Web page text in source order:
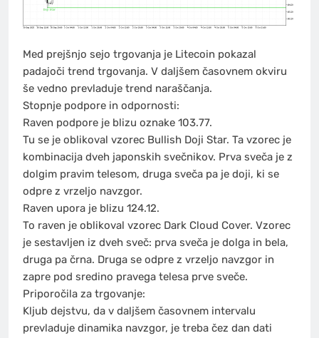
Med prejšnjo sejo trgovanja je Litecoin pokazal
padajoči trend trgovanja. V daljšem časovnem okviru
še vedno prevladuje trend naraščanja.
Stopnje podpore in odpornosti:
Raven podpore je blizu oznake 103.77.
Tu se je oblikoval vzorec Bullish Doji Star. Ta vzorec je
kombinacija dveh japonskih svečnikov. Prva sveča je z
dolgim pravim telesom, druga sveča pa je doji, ki se
odpre z vrzeljo navzgor.
Raven upora je blizu 124.12.
To raven je oblikoval vzorec Dark Cloud Cover. Vzorec
je sestavljen iz dveh sveč: prva sveča je dolga in bela,
druga pa črna. Druga se odpre z vrzeljo navzgor in
zapre pod sredino pravega telesa prve sveče.
Priporočila za trgovanje:
Kljub dejstvu, da v daljšem časovnem intervalu
prevladuje dinamika navzgor, je treba čez dan dati